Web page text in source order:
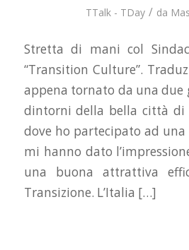
TTalk - TDay / da
Stretta di mani col
“Transition Culture”.
appena tornato da una due
dintorni della bella città di
dove ho partecipato ad una
mi hanno dato
una buona attrattiva
Transizione. L’Italia […]